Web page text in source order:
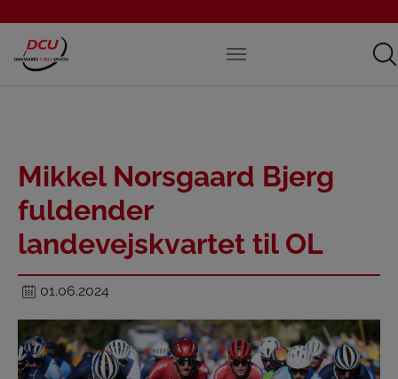
Mikkel Norsgaard Bjerg
fuldender
landevejskvartet til OL
01.06.2024